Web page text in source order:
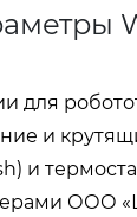
для
и
и
ООО